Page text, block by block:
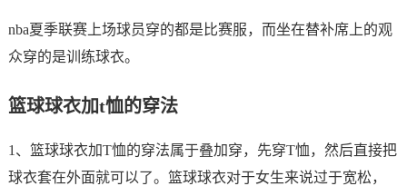
nba夏季联赛上场球员穿的都是比赛服，而坐在替补席上的观
众穿的是训练球衣。
篮球球衣加t恤的穿法
1、篮球球衣加T恤的穿法属于叠加穿，先穿T恤，然后直接把
球衣套在外面就可以了。篮球球衣对于女生来说过于宽松，